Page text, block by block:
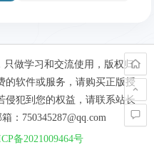
做学习和交流使用，版权归
的软件或服务，请购买正版授
侵犯到您的权益，请联系站长
：750345287@qq.com
备2021009464号